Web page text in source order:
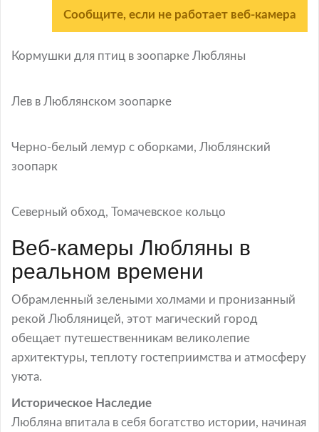
Сообщите, если не работает веб-камера
Кормушки для птиц в зоопарке Любляны
Лев в Люблянском зоопарке
Черно-белый лемур с оборками, Люблянский
зоопарк
Северный обход, Томачевское кольцо
Веб-камеры Любляны в
реальном времени
Обрамленный зелеными холмами и пронизанный
рекой Любляницей, этот магический город
обещает путешественникам великолепие
архитектуры, теплоту гостеприимства и атмосферу
уюта.
Историческое Наследие
Любляна впитала в себя богатство истории, начиная